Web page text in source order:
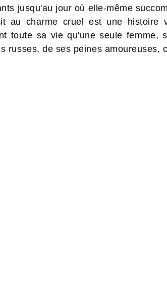
jusqu'au jour où elle-même
au charme cruel est une histoire
toute sa vie qu'une seule
russes, de ses peines